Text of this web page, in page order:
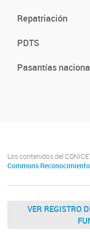
Repatriación
PDTS
Pasantías
Los contenidos del
Commons
VER REGISTRO